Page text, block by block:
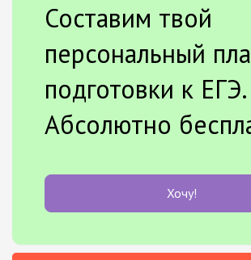
Составим твой
персональный
подготовки к ЕГЭ.
Абсолютно
Хочу!